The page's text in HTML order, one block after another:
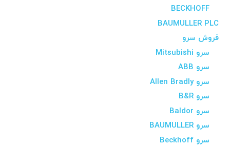
BECKHOFF
BAUMULLER PLC
فروش سرو
سرو Mitsubishi
سرو ABB
سرو Allen Bradly
سرو B&R
سرو Baldor
سرو BAUMULLER
سرو Beckhoff